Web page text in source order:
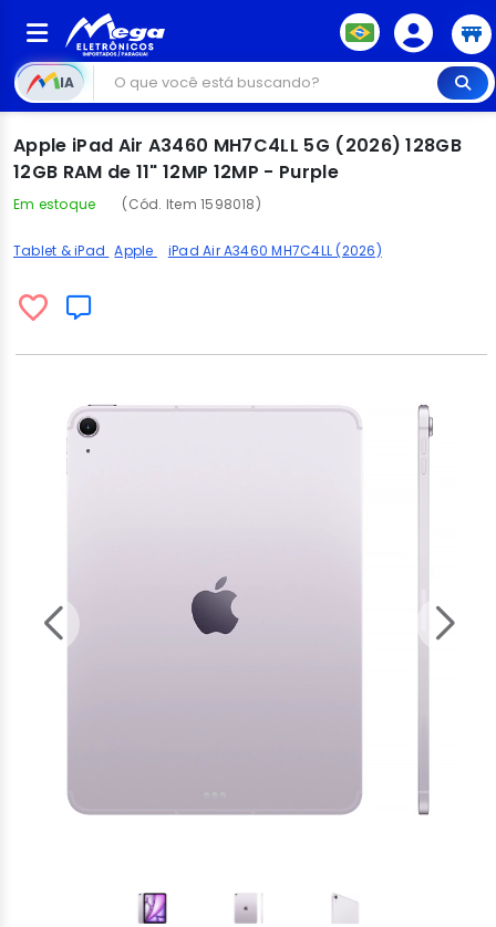
IA
Apple iPad Air A3460 MH7C4LL 5G (2026) 128GB
12GB RAM de 11" 12MP 12MP - Purple
Em estoque (Cód. Item 1598018)
Tablet & iPad Apple iPad Air A3460 MH7C4LL (2026)